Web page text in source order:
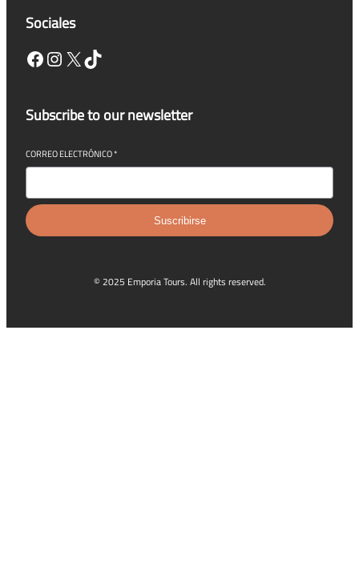
Sociales
Facebook Instagram X TikTok
Subscribe to our newsletter
CORREO ELECTRÓNICO*
Suscribirse
© 2025 Emporia Tours. All rights reserved.